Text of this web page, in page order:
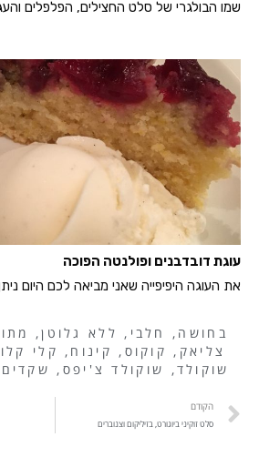
שמו הבולגרי של סלט החצילים, הפלפלים
עוגת דובדבנים ופולנטה הפוכה
את העוגה היפיפייה שאני מביאה לכם היום
בחושה , חלבי , ללא גלוטן,
צליאק , קוקוס , קינוח , קלי
שוקולד, שוקולד צ'יפס , שקדים
הקודם
סלט זוקיני ביוגורט, בזיליקום וצנוברים